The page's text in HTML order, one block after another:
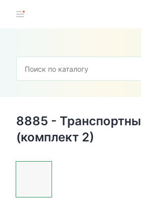
8885 -
(комплект 2)